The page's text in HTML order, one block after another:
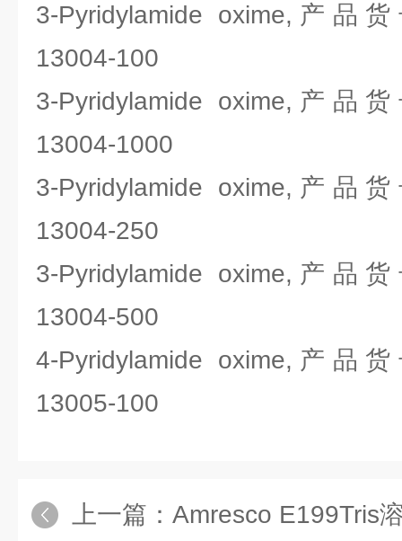
3-Pyridylamide oxime,产品
13004-100
3-Pyridylamide oxime,产品
13004-1000
3-Pyridylamide oxime,产品
13004-250
3-Pyridylamide oxime,产品
13004-500
4-Pyridylamide oxime,产品
13005-100
上一篇： Amresco E199Tris